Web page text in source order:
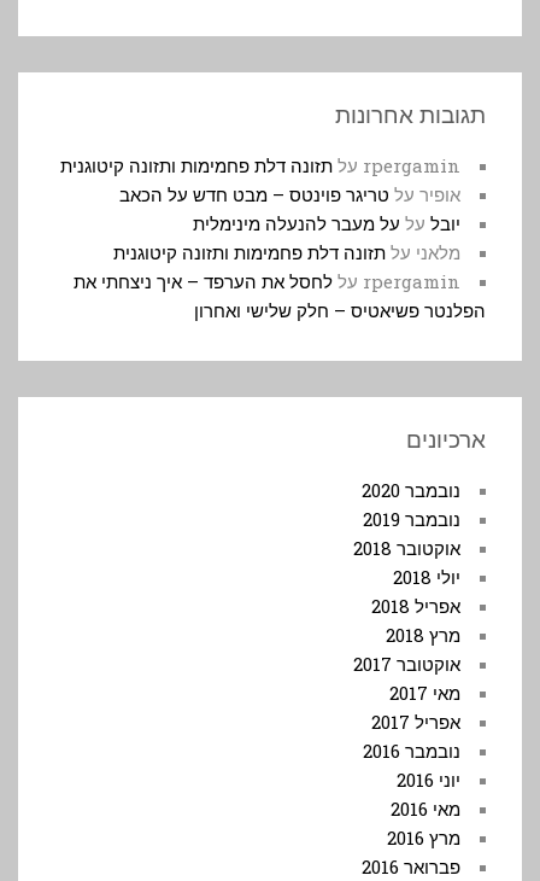
תגובות אחרונות
rpergamin על תזונה דלת פחמימות ותזונה קיטוגנית
אופיר על טריגר פוינטס – מבט חדש על הכאב
יובל על על מעבר להנעלה מינימלית
מלאני על תזונה דלת פחמימות ותזונה קיטוגנית
rpergamin על לחסל את הערפד – איך ניצחתי את
הפלנטר פשיאטיס – חלק שלישי ואחרון
ארכיונים
נובמבר 2020
נובמבר 2019
אוקטובר 2018
יולי 2018
אפריל 2018
מרץ 2018
אוקטובר 2017
מאי 2017
אפריל 2017
נובמבר 2016
יוני 2016
מאי 2016
מרץ 2016
פברואר 2016